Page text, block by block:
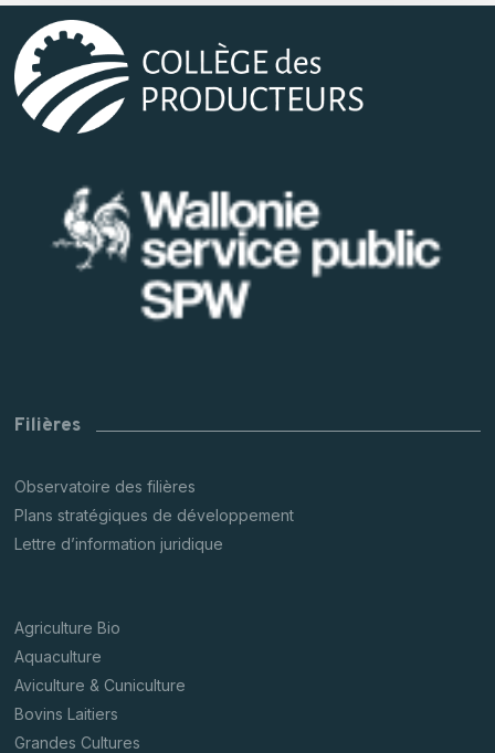
Filières
Observatoire des filières
Plans stratégiques de développement
Lettre d’information juridique
Agriculture Bio
Aquaculture
Aviculture & Cuniculture
Bovins Laitiers
Grandes Cultures